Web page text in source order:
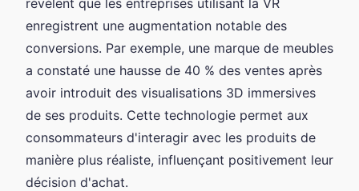
enregistrent une augmentation notable des
conversions. Par exemple, une marque de meubles
a constaté une hausse de 40 % des ventes après
avoir introduit des visualisations 3D immersives
de ses produits. Cette technologie permet aux
consommateurs d'interagir avec les produits de
manière plus réaliste, influençant positivement leur
décision d'achat.